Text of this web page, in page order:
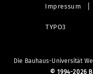
Impressum
TYPO3
Die Bauhaus-Universität
© 1994-2026